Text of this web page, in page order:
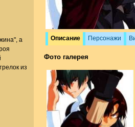
Описание Персонажи
Фото галерея
а
из